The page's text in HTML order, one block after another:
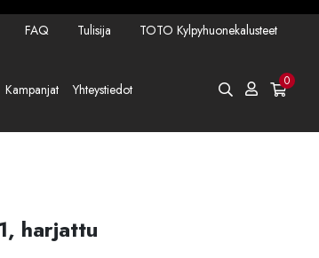
FAQ Tulisija TOTO Kylpyhuonekalusteet
Kampanjat Yhteystiedot 0
harjattu